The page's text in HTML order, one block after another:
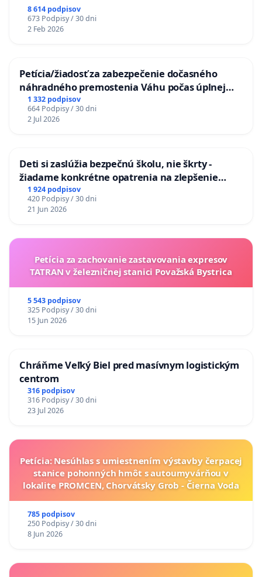
8 614 podpisov
673 Podpisy / 30 dni
2 Feb 2026
Petícia/žiadosť za zabezpečenie dočasného
náhradného premostenia Váhu počas úplnej
uzávery Vážskeho mosta v Komárne
1 332 podpisov
664 Podpisy / 30 dni
2 Jul 2026
Deti si zaslúžia bezpečnú školu, nie škrty -
žiadame konkrétne opatrenia na zlepšenie
situácie v školstve
1 924 podpisov
420 Podpisy / 30 dni
21 Jun 2026
Petícia za zachovanie zastavovania expresov
TATRAN v železničnej stanici Považská Bystrica
5 543 podpisov
325 Podpisy / 30 dni
15 Jun 2026
Chráňme Veľký Biel pred masívnym logistickým
centrom
316 podpisov
316 Podpisy / 30 dni
23 Jul 2026
Petícia: Nesúhlas s umiestnením výstavby čerpacej
stanice pohonných hmôt s autoumyvárňou v
lokalite PROMCEN, Chorvátsky Grob - Čierna Voda
785 podpisov
250 Podpisy / 30 dni
8 Jun 2026